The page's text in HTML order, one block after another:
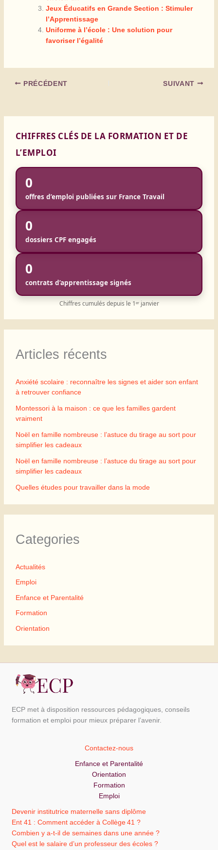
Jeux Éducatifs en Grande Section : Stimuler
l’Apprentissage
Uniforme à l’école : Une solution pour
favoriser l’égalité
PRÉCÉDENT SUIVANT
CHIFFRES CLÉS DE LA FORMATION ET DE
L’EMPLOI
0
offres d’emploi publiées sur France Travail
0
dossiers CPF engagés
0
contrats d’apprentissage signés
Chiffres cumulés depuis le 1ᵉʳ janvier
Articles récents
Anxiété scolaire : reconnaître les signes et aider son enfant
à retrouver confiance
Montessori à la maison : ce que les familles gardent
vraiment
Noël en famille nombreuse : l’astuce du tirage au sort pour
simplifier les cadeaux
Noël en famille nombreuse : l’astuce du tirage au sort pour
simplifier les cadeaux
Quelles études pour travailler dans la mode
Categories
Actualités
Emploi
Enfance et Parentalité
Formation
Orientation
ECP met à disposition ressources pédagogiques, conseils
formation et emploi pour mieux préparer l’avenir.
Contactez-nous
Enfance et Parentalité
Orientation
Formation
Emploi
Devenir institutrice maternelle sans diplôme
Ent 41 : Comment accéder à Collège 41 ?
Combien y a-t-il de semaines dans une année ?
Quel est le salaire d’un professeur des écoles ?